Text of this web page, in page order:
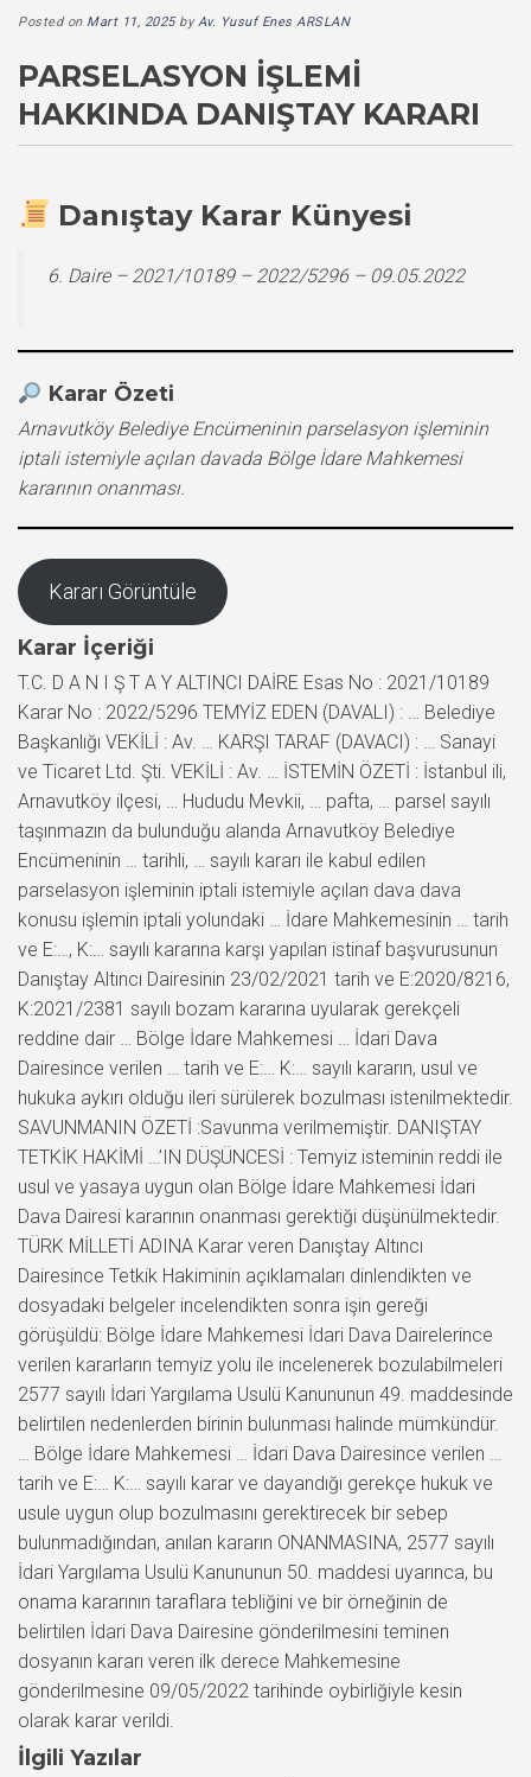
Posted on Mart 11, 2025byAv. Yusuf Enes ARSLAN
PARSELASYON İŞLEMI
HAKKINDA DANIŞTAY KARARI
Danıştay Karar Künyesi
6. Daire – 2021/10189 – 2022/5296 – 09.05.2022
Karar Özeti
Arnavutköy Belediye Encümeninin parselasyon işleminin
iptali istemiyle açılan davada Bölge İdare Mahkemesi
kararının onanması.
Kararı Görüntüle
Karar İçeriği
T.C. D A N I Ş T A Y ALTINCI DAİRE Esas No : 2021/10189
Karar No : 2022/5296 TEMYİZ EDEN (DAVALI) : … Belediye
Başkanlığı VEKİLİ : Av. … KARŞI TARAF (DAVACI) : … Sanayi
ve Ticaret Ltd. Şti. VEKİLİ : Av. … İSTEMİN ÖZETİ : İstanbul ili,
Arnavutköy ilçesi, … Hududu Mevkii, … pafta, … parsel sayılı
taşınmazın da bulunduğu alanda Arnavutköy Belediye
Encümeninin … tarihli, … sayılı kararı ile kabul edilen
parselasyon işleminin iptali istemiyle açılan dava dava
konusu işlemin iptali yolundaki … İdare Mahkemesinin … tarih
ve E:…, K:… sayılı kararına karşı yapılan istinaf başvurusunun
Danıştay Altıncı Dairesinin 23/02/2021 tarih ve E:2020/8216,
K:2021/2381 sayılı bozam kararına uyularak gerekçeli
reddine dair … Bölge İdare Mahkemesi … İdari Dava
Dairesince verilen … tarih ve E:… K:… sayılı kararın, usul ve
hukuka aykırı olduğu ileri sürülerek bozulması istenilmektedir.
SAVUNMANIN ÖZETİ :Savunma verilmemiştir. DANIŞTAY
TETKİK HAKİMİ …’IN DÜŞÜNCESİ : Temyiz isteminin reddi ile
usul ve yasaya uygun olan Bölge İdare Mahkemesi İdari
Dava Dairesi kararının onanması gerektiği düşünülmektedir.
TÜRK MİLLETİ ADINA Karar veren Danıştay Altıncı
Dairesince Tetkik Hakiminin açıklamaları dinlendikten ve
dosyadaki belgeler incelendikten sonra işin gereği
görüşüldü: Bölge İdare Mahkemesi İdari Dava Dairelerince
verilen kararların temyiz yolu ile incelenerek bozulabilmeleri
2577 sayılı İdari Yargılama Usulü Kanununun 49. maddesinde
belirtilen nedenlerden birinin bulunması halinde mümkündür.
… Bölge İdare Mahkemesi … İdari Dava Dairesince verilen …
tarih ve E:… K:… sayılı karar ve dayandığı gerekçe hukuk ve
usule uygun olup bozulmasını gerektirecek bir sebep
bulunmadığından, anılan kararın ONANMASINA, 2577 sayılı
İdari Yargılama Usulü Kanununun 50. maddesi uyarınca, bu
onama kararının taraflara tebliğini ve bir örneğinin de
belirtilen İdari Dava Dairesine gönderilmesini teminen
dosyanın kararı veren ilk derece Mahkemesine
gönderilmesine 09/05/2022 tarihinde oybirliğiyle kesin
olarak karar verildi.
İlgili Yazılar